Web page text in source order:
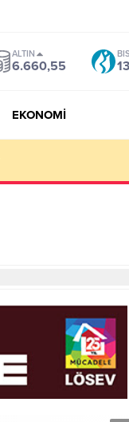
ALTIN
6.660,55
EKONOMİ